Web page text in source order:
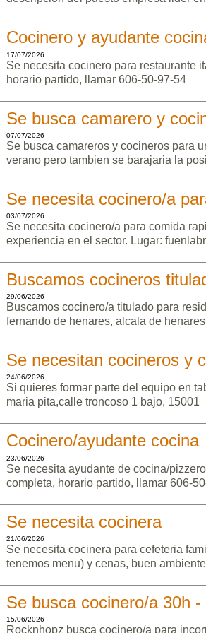
Cocinero y ayudante
17/07/2026
Se necesita cocinero para restaurante
horario partido, llamar 606-50-97-54
Se busca camarero y
07/07/2026
Se busca camareros y cocineros para
verano pero tambien se barajaria la
Se necesita cocinero/a
03/07/2026
Se necesita cocinero/a para comida
experiencia en el sector. Lugar:
Buscamos cocineros
29/06/2026
Buscamos cocinero/a titulado para
fernando de henares, alcala de
Se necesitan cocineros y
24/06/2026
Si quieres formar parte del equipo en
maria pita,calle troncoso 1 bajo, 15001
Cocinero/ayudante cocina
23/06/2026
Se necesita ayudante de cocina/
completa, horario partido, llamar 606-
Se necesita cocinera
21/06/2026
Se necesita cocinera para cefeteria
tenemos menu) y cenas, buen ambiente
Se busca cocinero/a 30h
15/06/2026
Rocknhopz busca cocinero/a para